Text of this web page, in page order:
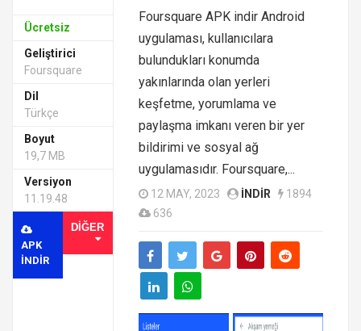
Ücretsiz
Geliştirici
Foursquare
Dil
Türkçe
Boyut
19,7 MB
Versiyon
11.19.48
APK
INDIR
DIĞER
Foursquare APK indir Android
uygulaması, kullanıcılara
bulundukları konumda
yakınlarında olan yerleri
keşfetme, yorumlama ve
paylaşma imkanı veren bir yer
bildirimi ve sosyal ağ
uygulamasıdır. Foursquare,...
12 MAY, 2023 INDIR
1894
636